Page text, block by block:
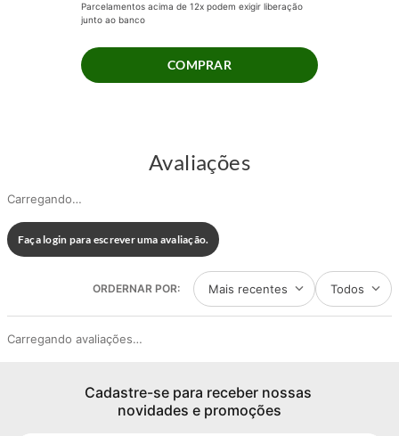
Parcelamentos acima de 12x podem exigir liberação
junto ao banco
COMPRAR
Avaliações
Carregando…
Faça login para escrever uma avaliação.
Mais recentes Todos
Carregando avaliações…
Cadastre-se para receber nossas
novidades e promoções